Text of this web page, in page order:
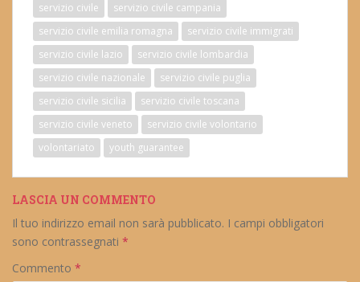
servizio civile
servizio civile campania
servizio civile emilia romagna
servizio civile immigrati
servizio civile lazio
servizio civile lombardia
servizio civile nazionale
servizio civile puglia
servizio civile sicilia
servizio civile toscana
servizio civile veneto
servizio civile volontario
volontariato
youth guarantee
LASCIA UN COMMENTO
Il tuo indirizzo email non sarà pubblicato. I campi obbligatori
sono contrassegnati *
Commento *